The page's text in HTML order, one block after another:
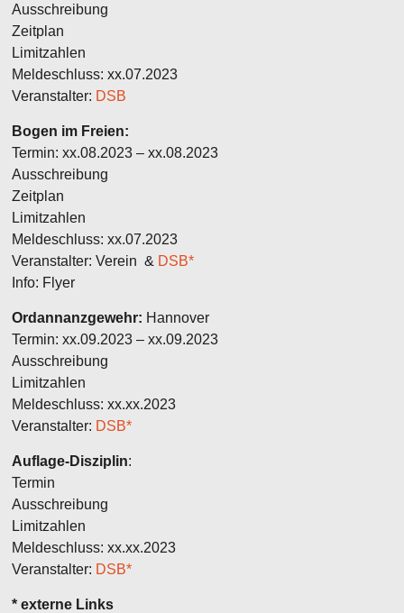
Ausschreibung
Zeitplan
Limitzahlen
Meldeschluss: xx.07.2023
Veranstalter: DSB
Bogen im Freien:
Termin: xx.08.2023 – xx.08.2023
Ausschreibung
Zeitplan
Limitzahlen
Meldeschluss: xx.07.2023
Veranstalter: Verein & DSB*
Info: Flyer
Ordannanzgewehr: Hannover
Termin:xx.09.2023 – xx.09.2023
Ausschreibung
Limitzahlen
Meldeschluss: xx.xx.2023
Veranstalter: DSB*
Auflage-Disziplin:
Termin
Ausschreibung
Limitzahlen
Meldeschluss: xx.xx.2023
Veranstalter: DSB*
* externe Links